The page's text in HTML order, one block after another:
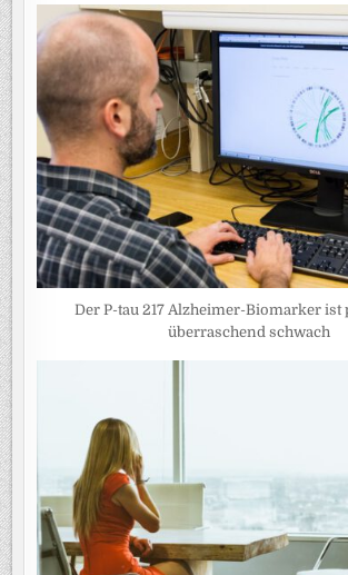
Der P-tau 217 Alzheimer-Biomarker
überraschend schwach